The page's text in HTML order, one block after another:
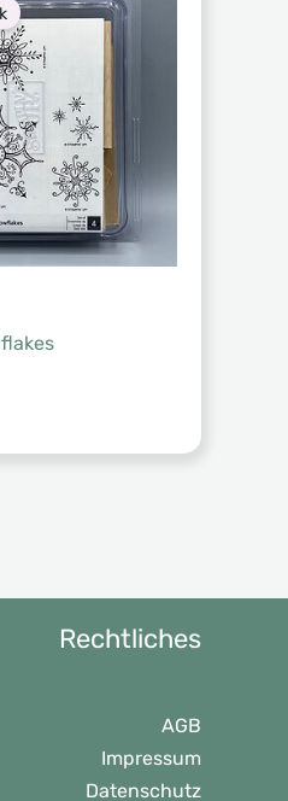
Rechtliches
AGB
Impressum
Datenschutz